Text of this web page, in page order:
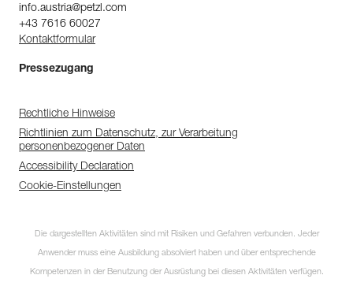
info.austria@petzl.com
+43 7616 60027
Kontaktformular
Pressezugang
Rechtliche Hinweise
Richtlinien zum Datenschutz, zur Verarbeitung
personenbezogener Daten
Accessibility Declaration
Cookie-Einstellungen
Die dargestellten Aktivitäten sind mit Risiken und Gefahren verbunden. Jeder
Anwender muss eine Ausbildung absolviert haben und über entsprechende
Kompetenzen in der Benutzung der Ausrüstung bei diesen Aktivitäten verfügen.